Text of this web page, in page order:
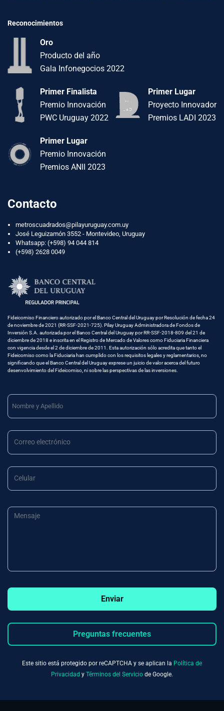
Reconocimientos
Oro
Producto del año
Gala Infonegocios 2022
Primer Finalista
Premio Innovación
PWC Uruguay 2022
Primer Lugar
Proyecto Innovador
Premios LADI 2023
Primer Lugar
Premio Innovación
Premios ANII 2023
Contacto
metroscuadrados@pilayuruguay.com.uy
José Leguizamón 3552 - Montevideo, Uruguay
Whatsapp: (+598) 94 044 814
(+598) 2628 0049
Fideicomiso Financiero autorizado por el Banco Central del Uruguay por Resolución de fecha 24
de noviembre de 2021 (RR-SSF-2021-725). Pilay Uruguay Administradora de Fondos de
Inversión S.A. autorizada por el Banco Central del Uruguay por RR-SSF-2018-809 del 21 de
diciembre de 2018 e inscrita en el Registro de Mercado de Valores como Fiduciaria Financiera
con vigencia desde el 2 de diciembre de 2011. Esta autorización sólo acredita que tanto el
Fideicomiso como la Fiduciaria han cumplido con los requisitos legales y reglamentarios, no
significando que el Banco Central del Uruguay exprese un juicio de valor acerca del futuro
desenvolvimiento del Fideicomiso, ni sobre las perspectivas de las inversiones.
Enviar
Preguntas frecuentes
Este sitio está protegido por reCAPTCHA y se aplican la Política de
Privacidad y Términos del Servicio de Google.